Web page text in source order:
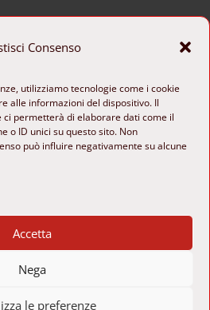
Consenso
utilizziamo tecnologie come i cookie
alle informazioni del dispositivo. Il
ci permetterà di elaborare dati come il
o ID unici su questo sito. Non
può influire negativamente su alcune
Accetta
Nega
le preferenze
8

